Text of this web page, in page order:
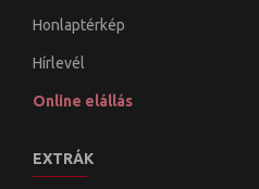
Honlaptérkép
Hírlevél
Online elállás
EXTRÁK